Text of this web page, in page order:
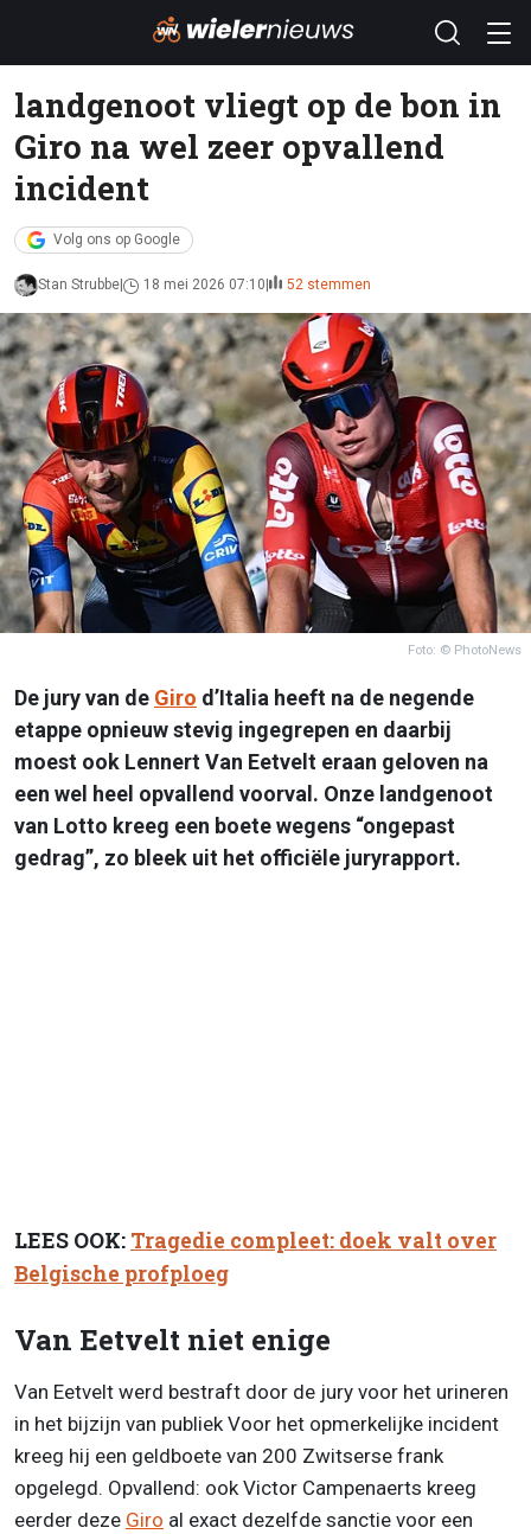
landgenoot vliegt op de bon in
Giro na wel zeer opvallend
incident
Volg ons op Google
Stan Strubbe 18 mei 2026 07:10 52 stemmen
Foto: © PhotoNews
De jury van de Giro d’Italia heeft na de negende
etappe opnieuw stevig ingegrepen en daarbij
moest ook Lennert Van Eetvelt eraan geloven na
een wel heel opvallend voorval. Onze landgenoot
van Lotto kreeg een boete wegens “ongepast
gedrag”, zo bleek uit het officiële juryrapport.
LEES OOK: Tragedie compleet: doek valt over
Belgische profploeg
Van Eetvelt niet enige
Van Eetvelt werd bestraft door de jury voor het urineren
in het bijzijn van publiek Voor het opmerkelijke incident
kreeg hij een geldboete van 200 Zwitserse frank
opgelegd. Opvallend: ook Victor Campenaerts kreeg
eerder deze Giro al exact dezelfde sanctie voor een